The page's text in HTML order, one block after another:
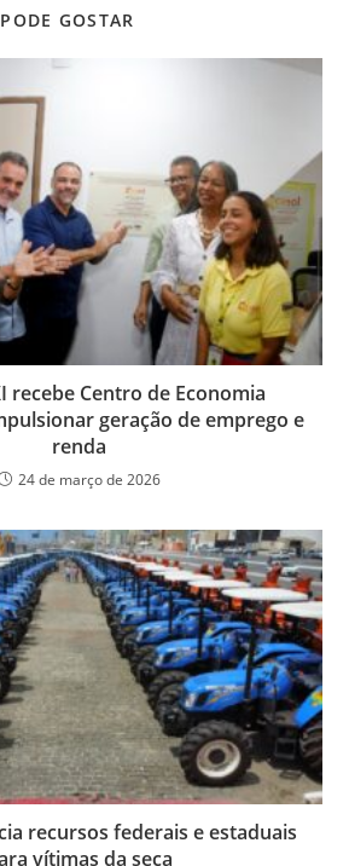
GOSTAR
recebe Centro de Economia
geração de emprego e
renda
24 de março de 2026
recursos federais e estaduais
vítimas da seca